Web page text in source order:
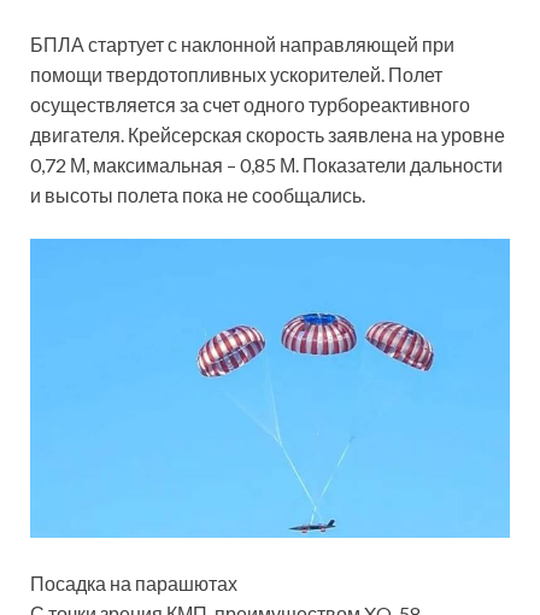
БПЛА стартует с наклонной направляющей при
помощи твердотопливных ускорителей. Полет
осуществляется за счет одного турбореактивного
двигателя. Крейсерская скорость заявлена на уровне
0,72 М, максимальная – 0,85 М. Показатели дальности
и высоты полета пока не сообщались.
Посадка на парашютах